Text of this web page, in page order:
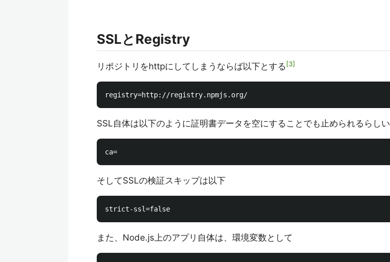
SSLとRegistry
リポジトリをhttpにしてしまうならば以下とする 3
SSL自体は以下のように証明書データを空にすることでも止められるらしい
そしてSSLの検証スキップは以下
また、Node.js上のアプリ自体は、環境変数として